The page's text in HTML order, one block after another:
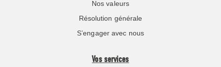
Nos valeurs
Résolution générale
S’engager avec nous
Vos services